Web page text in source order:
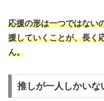
応援の形は一つではない
援していくことが、長く
ん。
推しが一人しかいな